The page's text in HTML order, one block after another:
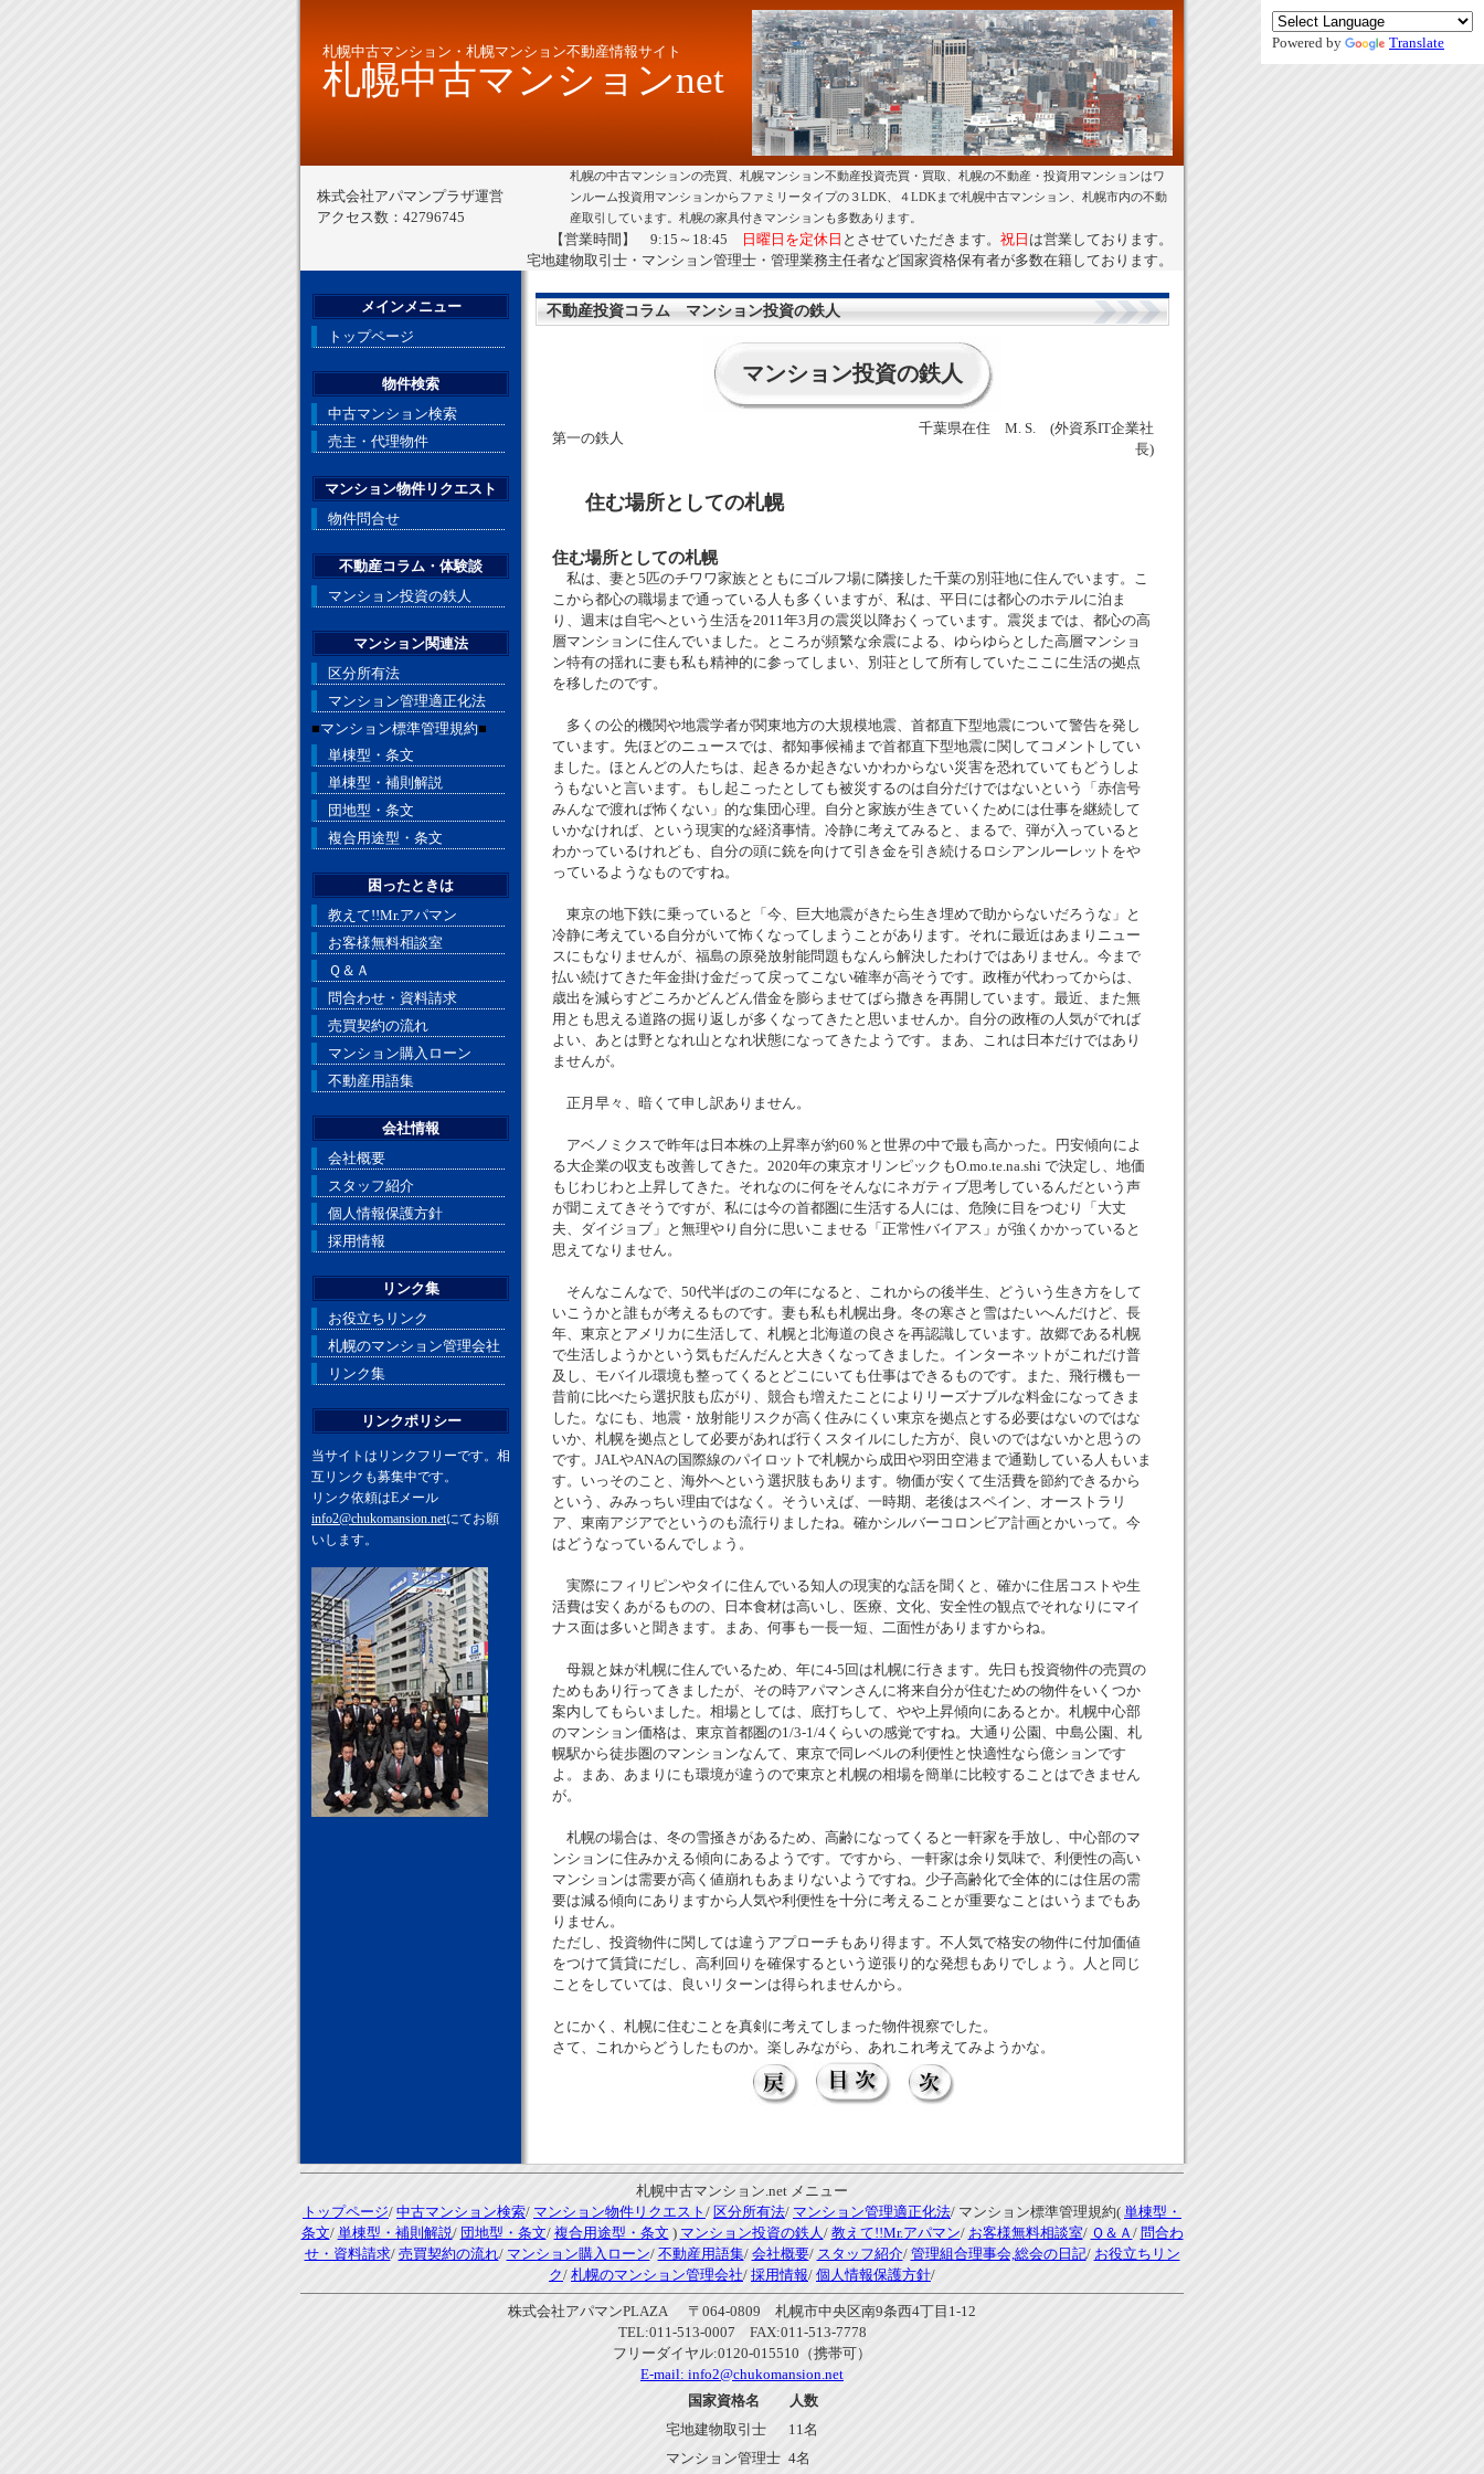
札幌中古マンション・札幌マンション不動産情報サイト
札幌中古マンションnet
株式会社アパマンプラザ運営
アクセス数：42796745
札幌の中古マンションの売買、札幌マンション不動産投資売買・買取、札幌の不動産・投資用マンションはワ
ンルーム投資用マンションからファミリータイプの３LDK、４LDKまで札幌中古マンション、札幌市内の不動
産取引しています。札幌の家具付きマンションも多数あります。
【営業時間】 9:15～18:45 日曜日を定休日 とさせていただきます。 祝日 は営業しております。
宅地建物取引士・マンション管理士・管理業務主任者など国家資格保有者が多数在籍しております。
Powered by Translate
不動産投資コラム マンション投資の鉄人
マンション投資の鉄人
第一の鉄人
千葉県在住 M. S. (外資系IT企業社
長)
住む場所としての札幌
住む場所としての札幌
私は、妻と5匹のチワワ家族とともにゴルフ場に隣接した千葉の別荘地に住んでいます。こ
こから都心の職場まで通っている人も多くいますが、私は、平日には都心のホテルに泊ま
り、週末は自宅へという生活を2011年3月の震災以降おくっています。震災までは、都心の高
層マンションに住んでいました。ところが頻繁な余震による、ゆらゆらとした高層マンショ
ン特有の揺れに妻も私も精神的に参ってしまい、別荘として所有していたここに生活の拠点
を移したのです。
多くの公的機関や地震学者が関東地方の大規模地震、首都直下型地震について警告を発し
ています。先ほどのニュースでは、都知事候補まで首都直下型地震に関してコメントしてい
ました。ほとんどの人たちは、起きるか起きないかわからない災害を恐れていてもどうしよ
うもないと言います。もし起こったとしても被災するのは自分だけではないという「赤信号
みんなで渡れば怖くない」的な集団心理。自分と家族が生きていくためには仕事を継続して
いかなければ、という現実的な経済事情。冷静に考えてみると、まるで、弾が入っていると
わかっているけれども、自分の頭に銃を向けて引き金を引き続けるロシアンルーレットをや
っているようなものですね。
東京の地下鉄に乗っていると「今、巨大地震がきたら生き埋めで助からないだろうな」と
冷静に考えている自分がいて怖くなってしまうことがあります。それに最近はあまりニュー
スにもなりませんが、福島の原発放射能問題もなんら解決したわけではありません。今まで
払い続けてきた年金掛け金だって戻ってこない確率が高そうです。政権が代わってからは、
歳出を減らすどころかどんどん借金を膨らませてばら撒きを再開しています。最近、また無
用とも思える道路の掘り返しが多くなってきたと思いませんか。自分の政権の人気がでれば
よい、あとは野となれ山となれ状態になってきたようです。まあ、これは日本だけではあり
ませんが。
正月早々、暗くて申し訳ありません。
アベノミクスで昨年は日本株の上昇率が約60％と世界の中で最も高かった。円安傾向によ
る大企業の収支も改善してきた。2020年の東京オリンピックもO.mo.te.na.shi で決定し、地価
もじわじわと上昇してきた。それなのに何をそんなにネガティブ思考しているんだという声
が聞こえてきそうですが、私には今の首都圏に生活する人には、危険に目をつむり「大丈
夫、ダイジョブ」と無理やり自分に思いこませる「正常性バイアス」が強くかかっていると
思えてなりません。
そんなこんなで、50代半ばのこの年になると、これからの後半生、どういう生き方をして
いこうかと誰もが考えるものです。妻も私も札幌出身。冬の寒さと雪はたいへんだけど、長
年、東京とアメリカに生活して、札幌と北海道の良さを再認識しています。故郷である札幌
で生活しようかという気もだんだんと大きくなってきました。インターネットがこれだけ普
及し、モバイル環境も整ってくるとどこにいても仕事はできるものです。また、飛行機も一
昔前に比べたら選択肢も広がり、競合も増えたことによりリーズナブルな料金になってきま
した。なにも、地震・放射能リスクが高く住みにくい東京を拠点とする必要はないのではな
いか、札幌を拠点として必要があれば行くスタイルにした方が、良いのではないかと思うの
です。JALやANAの国際線のパイロットで札幌から成田や羽田空港まで通勤している人もいま
す。いっそのこと、海外へという選択肢もあります。物価が安くて生活費を節約できるから
という、みみっちい理由ではなく。そういえば、一時期、老後はスペイン、オーストラリ
ア、東南アジアでというのも流行りましたね。確かシルバーコロンビア計画とかいって。今
はどうなっているんでしょう。
実際にフィリピンやタイに住んでいる知人の現実的な話を聞くと、確かに住居コストや生
活費は安くあがるものの、日本食材は高いし、医療、文化、安全性の観点でそれなりにマイ
ナス面は多いと聞きます。まあ、何事も一長一短、二面性がありますからね。
母親と妹が札幌に住んでいるため、年に4-5回は札幌に行きます。先日も投資物件の売買の
ためもあり行ってきましたが、その時アパマンさんに将来自分が住むための物件をいくつか
案内してもらいました。相場としては、底打ちして、やや上昇傾向にあるとか。札幌中心部
のマンション価格は、東京首都圏の1/3-1/4くらいの感覚ですね。大通り公園、中島公園、札
幌駅から徒歩圏のマンションなんて、東京で同レベルの利便性と快適性なら億ションです
よ。まあ、あまりにも環境が違うので東京と札幌の相場を簡単に比較することはできません
が。
札幌の場合は、冬の雪掻きがあるため、高齢になってくると一軒家を手放し、中心部のマ
ンションに住みかえる傾向にあるようです。ですから、一軒家は余り気味で、利便性の高い
マンションは需要が高く値崩れもあまりないようですね。少子高齢化で全体的には住居の需
要は減る傾向にありますから人気や利便性を十分に考えることが重要なことはいうまでもあ
りません。
ただし、投資物件に関しては違うアプローチもあり得ます。不人気で格安の物件に付加価値
をつけて賃貸にだし、高利回りを確保するという逆張り的な発想もありでしょう。人と同じ
ことをしていては、良いリターンは得られませんから。
とにかく、札幌に住むことを真剣に考えてしまった物件視察でした。
さて、これからどうしたものか。楽しみながら、あれこれ考えてみようかな。
メインメニュー
トップページ
物件検索
中古マンション検索
売主・代理物件
マンション物件リクエスト
物件問合せ
不動産コラム・体験談
マンション投資の鉄人
マンション関連法
区分所有法
マンション管理適正化法
■マンション標準管理規約■
単棟型・条文
単棟型・補則解説
団地型・条文
複合用途型・条文
困ったときは
教えて!!Mr.アパマン
お客様無料相談室
Ｑ＆Ａ
問合わせ・資料請求
売買契約の流れ
マンション購入ローン
不動産用語集
会社情報
会社概要
スタッフ紹介
個人情報保護方針
採用情報
リンク集
お役立ちリンク
札幌のマンション管理会社
リンク集
リンクポリシー
当サイトはリンクフリーです。相
互リンクも募集中です。
リンク依頼はEメール
info2@chukomansion.netにてお願
いします。
札幌中古マンション.net メニュー
トップページ/ 中古マンション検索/ マンション物件リクエスト / 区分所有法/ マンション管理適正化法/ マンション標準管理規約( 単棟型・
条文/ 単棟型・補則解説/ 団地型・条文/ 複合用途型・条文 ) マンション投資の鉄人/ 教えて!!Mr.アパマン/ お客様無料相談室/ Ｑ＆Ａ / 問合わ
せ・資料請求/ 売買契約の流れ/ マンション購入ローン/ 不動産用語集/ 会社概要/ スタッフ紹介/ 管理組合理事会,総会の日記/ お役立ちリン
ク/ 札幌のマンション管理会社/ 採用情報/ 個人情報保護方針/
株式会社アパマンPLAZA 〒064-0809 札幌市中央区南9条西4丁目1-12
TEL:011-513-0007 FAX:011-513-7778
フリーダイヤル:0120-015510（携帯可）
E-mail: info2@chukomansion.net
国家資格名
人数
宅地建物取引士
11名
マンション管理士 4名